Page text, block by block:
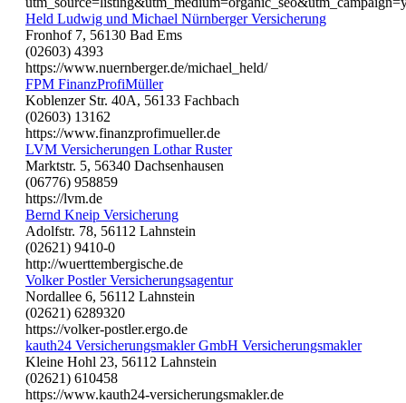
Held Ludwig und Michael Nürnberger Versicherung
Fronhof 7, 56130 Bad Ems
(02603) 4393
https://www.nuernberger.de/michael_held/
FPM FinanzProfiMüller
Koblenzer Str. 40A, 56133 Fachbach
(02603) 13162
https://www.finanzprofimueller.de
LVM Versicherungen Lothar Ruster
Marktstr. 5, 56340 Dachsenhausen
(06776) 958859
https://lvm.de
Bernd Kneip Versicherung
Adolfstr. 78, 56112 Lahnstein
(02621) 9410-0
http://wuerttembergische.de
Volker Postler Versicherungsagentur
Nordallee 6, 56112 Lahnstein
(02621) 6289320
https://volker-postler.ergo.de
kauth24 Versicherungsmakler GmbH Versicherungsmakler
Kleine Hohl 23, 56112 Lahnstein
(02621) 610458
https://www.kauth24-versicherungsmakler.de